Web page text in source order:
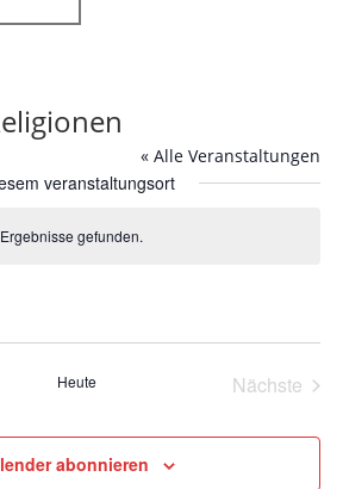
« Alle Veranstaltungen
veranstaltungsort
gefunden.
Heute
Nächste
abonnieren